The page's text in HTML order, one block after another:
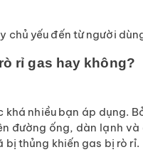
chủ yếu đến từ người
rỉ gas hay không?
nhiều bạn áp dụng.
đường ống, dàn lạnh
thủng khiến gas bị rò rỉ.